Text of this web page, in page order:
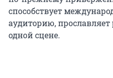
способствует
аудиторию, прославляет
одной сцене.